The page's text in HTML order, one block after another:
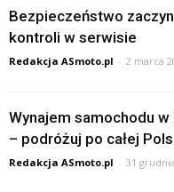
Bezpieczeństwo
kontroli w serwisie
Redakcja ASmoto.pl - 2 marca
Wynajem samochodu
– podróżuj po całej
Redakcja ASmoto.pl - 31